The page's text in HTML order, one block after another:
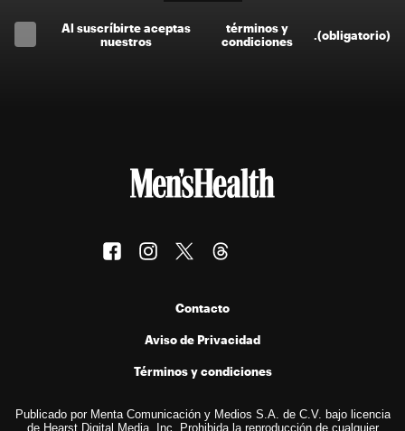
Al suscríbirte aceptas
nuestros
términos y
condiciones
(obligatorio)
Contacto
Aviso de Privacidad
Términos y condiciones
Publicado por Menta Comunicación y Medios S.A. de C.V. bajo licencia
de Hearst Digital Media, Inc. Prohibida la reproducción de cualquier